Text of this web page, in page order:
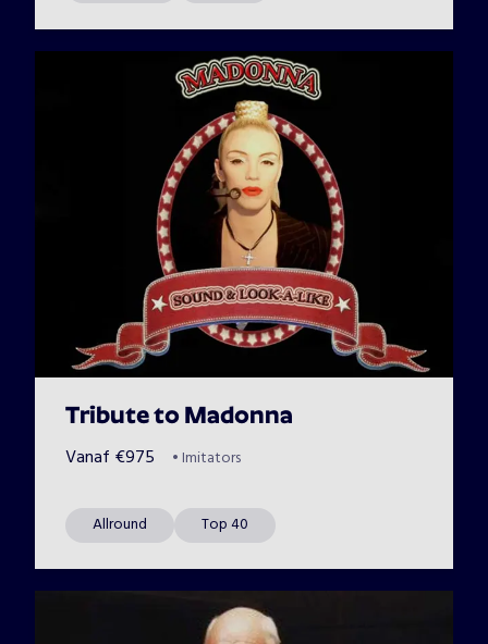
Tribute to Madonna
Vanaf €975 • Imitators
Allround Top 40